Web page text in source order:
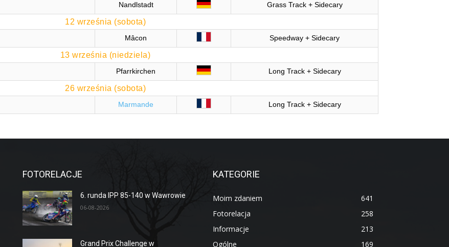
Nandlstadt Grass Track + Sidecary
12 września (sobota)
Mâcon Speedway + Sidecary
13 września (niedziela)
Pfarrkirchen Long Track + Sidecary
26 września (sobota)
Marmande Long Track + Sidecary
FOTORELACJE
6. runda IPP 85-140 w Wawrowie
06-08-2026
Grand Prix Challenge w
KATEGORIE
Moim zdaniem
641
Fotorelacja
258
Informacje
213
Ogólne
169